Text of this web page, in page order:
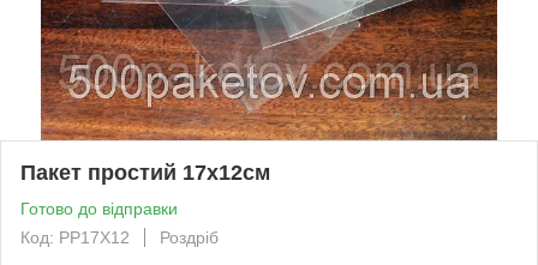
Пакет простий 17х12см
Готово до відправки
Код: PP17X12
Роздріб